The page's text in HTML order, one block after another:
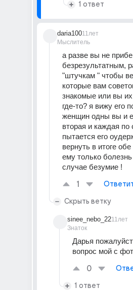
1 ответ
daria100
Мыслитель
11лет
а разве вы не
безрезультатным,
"штучкам " чтобы
которые вам
знакомые или вы
где-то? я вижу его
женщин одны вы и
вторая и каждая по
пытается его
вернуть в итоге
ему только
случае безумие !
1
Скрыть ветку
sinee_nebo_22
Знаток
11лет
Дарья
вопрос мой с
0
1 ответ